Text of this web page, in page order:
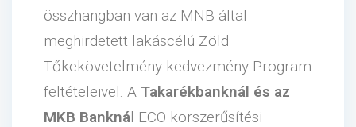
összhangban van az MNB által
meghirdetett lakáscélú Zöld
Tőkekövetelmény-kedvezmény Program
feltételeivel. A Takarékbanknál és az
MKB Banknál ECO korszerűsítési